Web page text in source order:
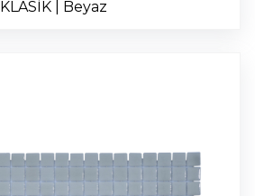
KLASİK | Beyaz